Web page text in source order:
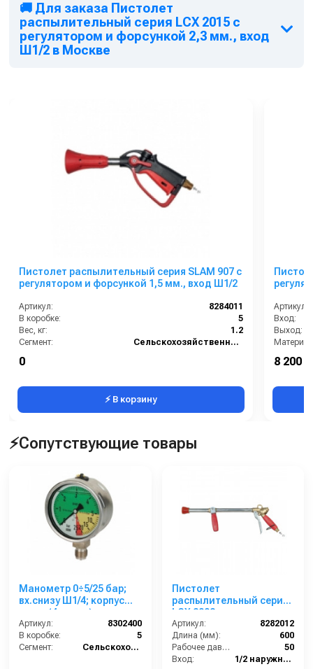
🚚 Для заказа Пистолет
распылительный серия LCX 2015 с
регулятором и форсункой 2,3 мм., вход
Ш1/2 в Москве
Пистолет распылительный серия SLAM 907 с
регулятором и форсункой 1,5 мм., вход Ш1/2
Артикул:
8284011
В коробке:
5
Вес, кг:
1.2
Сегмент:
Сельскохозяйственный сегмент
0
⚡ В корзину
Артикул:
Вход:
Выход:
Вес, кг:
8 200
⚡Сопутствующие товары
Манометр 0÷5/25 бар;
вх.снизу Ш1/4; корпус
нерж. (4 цвета)
Артикул:
8302400
В коробке:
5
Сегмент:
Сельскохозяйственный сегмент
Пистолет
распылительный серия
LCX 2002 с регулятором
и форсункой 2,3 мм.,
вход Ш1/2
Артикул:
8282012
Длина (мм):
600
Рабочее давление (бар):
50
Вход:
1/2 наружняя резьба